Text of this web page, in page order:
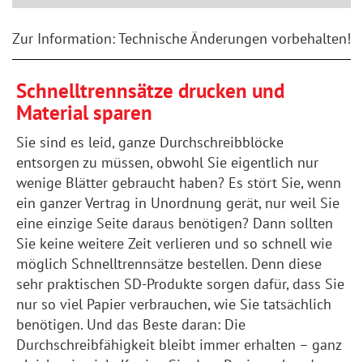
Zur Information: Technische Änderungen vorbehalten!
Schnelltrennsätze drucken und
Material sparen
Sie sind es leid, ganze Durchschreibblöcke
entsorgen zu müssen, obwohl Sie eigentlich nur
wenige Blätter gebraucht haben? Es stört Sie, wenn
ein ganzer Vertrag in Unordnung gerät, nur weil Sie
eine einzige Seite daraus benötigen? Dann sollten
Sie keine weitere Zeit verlieren und so schnell wie
möglich Schnelltrennsätze bestellen. Denn diese
sehr praktischen SD-Produkte sorgen dafür, dass Sie
nur so viel Papier verbrauchen, wie Sie tatsächlich
benötigen. Und das Beste daran: Die
Durchschreibfähigkeit bleibt immer erhalten – ganz